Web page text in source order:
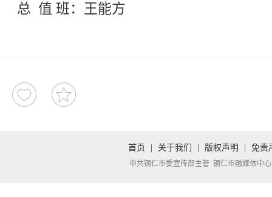
总 值 班：王能方
首页 关于我们 版权声明 免责
中共铜仁市委宣传部主管 铜仁市融媒体中心